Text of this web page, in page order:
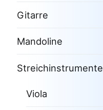
Gitarre
Mandoline
Streichinstrumente
Viola